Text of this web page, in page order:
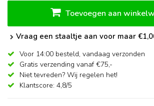
Toevoegen aan
Vraag een staaltje aan voor maar
Voor 14:00 besteld, vandaag verzonden
Gratis verzending vanaf €75,-
Niet tevreden? Wij regelen het!
Klantscore: 4,8/5